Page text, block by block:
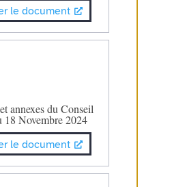
le document
annexes du Conseil
18 Novembre 2024
le document